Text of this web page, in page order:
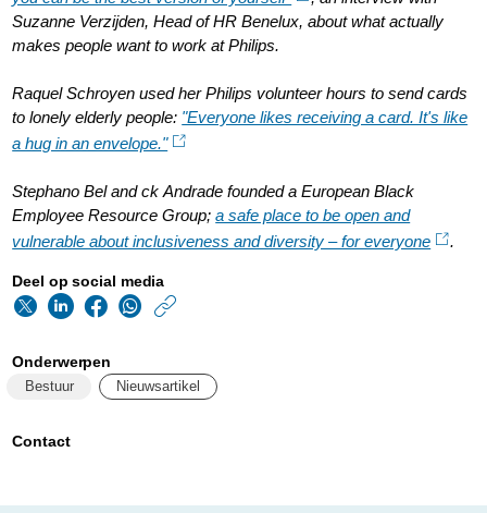
Suzanne Verzijden, Head of HR Benelux, about what actually
makes people want to work at Philips.
Raquel Schroyen used her Philips volunteer hours to send cards
to lonely elderly people: "Everyone likes receiving a card. It's like
a hug in an envelope."
Stephano Bel and ck Andrade founded a European Black
Employee Resource Group;a safe place to be open and
vulnerable about inclusiveness and diversity – for everyone
.
Deel op social media
als-
Onderwerpen
Bestuur Nieuwsartikel
Contact